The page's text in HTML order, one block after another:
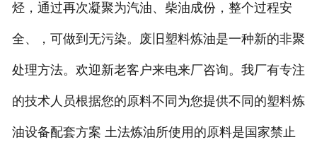
烃，通过再次凝聚为汽油、柴油成份，整个过程安
全、，可做到无污染。废旧塑料炼油是一种新的非聚
处理方法。欢迎新老客户来电来厂咨询。我厂有专注
的技术人员根据您的原料不同为您提供不同的塑料炼
油设备配套方案 土法炼油所使用的原料是国家禁止